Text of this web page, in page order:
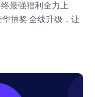
最强福利全力上
抽奖 全线升级，让